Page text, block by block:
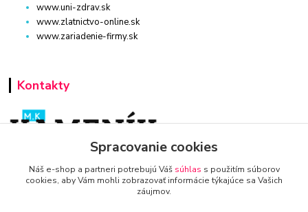
www.uni-zdrav.sk
www.zlatnictvo-online.sk
www.zariadenie-firmy.sk
Kontakty
AUTO-TECHNA
Spracovanie cookies
Náš e-shop a partneri potrebujú Váš súhlas s použitím súborov
cookies, aby Vám mohli zobrazovať informácie týkajúce sa Vašich
záujmov.